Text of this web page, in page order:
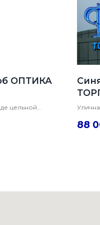
ОПТИКА
цельной
в
88